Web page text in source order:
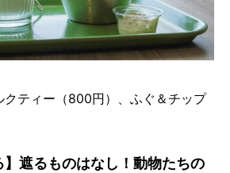
クティー（800円）、ふぐ＆チップ
】遮るものはなし！動物たちの